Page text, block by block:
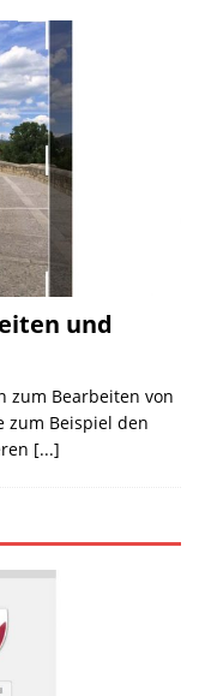
und
zum Bearbeiten von
zum Beispiel den
[...]